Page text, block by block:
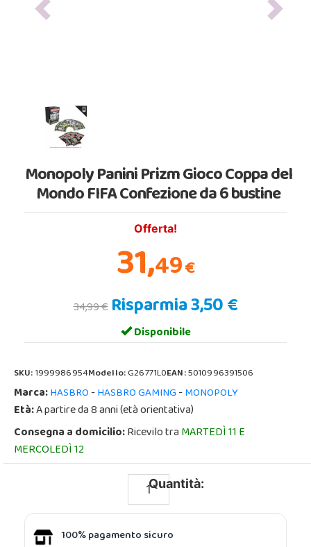
Previous Next
Monopoly Panini Prizm Gioco Coppa del
Mondo FIFA Confezione da 6 bustine
Offerta!
31,49€
34,99 € Risparmia 3,50 €
Disponibile
SKU:1999986954Modello:G26771L0EAN:5010996391506
Marca:HASBRO-HASBRO GAMING-MONOPOLY
Età:A partire da 8 anni (età orientativa)
Consegna a domicilio:Ricevilo traMARTEDÌ 11 E
MERCOLEDÌ 12
Quantità:
100% pagamento sicuro